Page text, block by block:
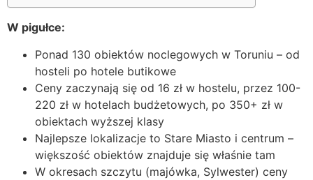
W pigułce:
Ponad 130 obiektów noclegowych w Toruniu – od
hosteli po hotele butikowe
Ceny zaczynają się od 16 zł w hostelu, przez 100-
220 zł w hotelach budżetowych, po 350+ zł w
obiektach wyższej klasy
Najlepsze lokalizacje to Stare Miasto i centrum –
większość obiektów znajduje się właśnie tam
W okresach szczytu (majówka, Sylwester) ceny